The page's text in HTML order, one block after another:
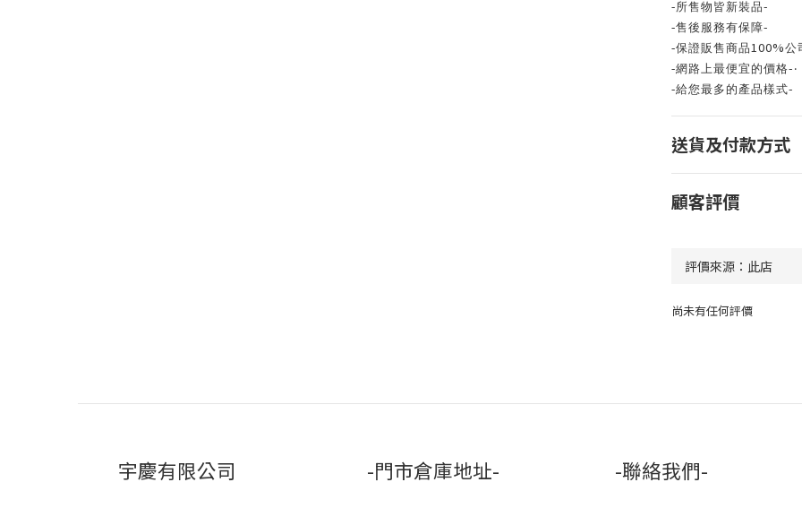
-所售物皆新裝品-
-售後服務有保障-
-保證販售商品100%公
-網路上最便宜的價格- ‧
-給您最多的產品樣式-
送貨及付款方式
顧客評價
尚未有任何評價
宇慶有限公司 -門市倉庫地址- -聯絡我們-